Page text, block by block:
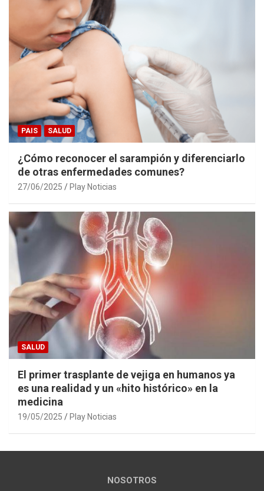
PAIS SALUD
¿Cómo reconocer el sarampión y diferenciarlo
de otras enfermedades comunes?
27/06/2025 Play Noticias
SALUD
El primer trasplante de vejiga en humanos ya
es una realidad y un «hito histórico» en la
medicina
19/05/2025 Play Noticias
NOSOTROS